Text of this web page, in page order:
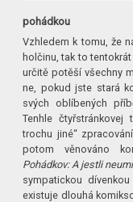
pohádkou
Vzhledem k tomu, že
holčinu, tak to
určitě potěší všechny
ne, pokud jste stará
svých oblíbených
Tenhle
trochu jiné“
potom věnováno
Pohádkov: A jestli
sympatickou
existuje dlouhá